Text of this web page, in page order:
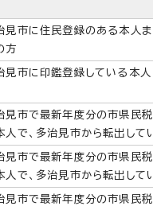
見市に住民登録のある本人
方
見市に印鑑登録している本人
見市で最新年度分の市県民
人で、多治見市から転出して
見市で最新年度分の市県民
人で、多治見市から転出して
見市で最新年度分の市県民